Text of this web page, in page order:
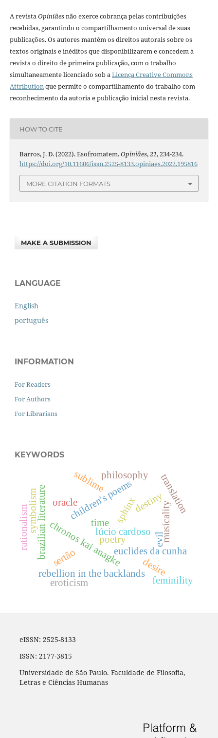
A revistaOpiniãesnão exerce cobrança pelas contribuições
recebidas, garantindo o compartilhamento universal de suas
publicações. Os autores mantêm os direitos autorais sobre os
textos originais e inéditos que disponibilizarem e concedem à
revista o direito de primeira publicação, com o trabalho
simultaneamente licenciado sob aLicença Creative Commons
Attributionque permite o compartilhamento do trabalho com
reconhecimento da autoria e publicação inicial nesta revista.
HOW TO CITE
Barros, J. D. (2022). Esofromatem.Opiniães,21, 234-234.
https://doi.org/10.11606/issn.2525-8133.opiniaes.2022.195816
MORE CITATION FORMATS
MAKE A SUBMISSION
LANGUAGE
English
português
INFORMATION
For Readers
For Authors
For Librarians
KEYWORDS
chronos kai anagke
destiny
sphinx
oracle
time
sertão euclides da cunha
rebellion in the backlands
brazilian literature musicality
children's poems translation
lúcio cardoso
eroticism
symbolism
sublime
poetry
rationalism
philosophy
evil
desire
feminility
eISSN: 2525-8133
ISSN: 2177-3815
Universidade de São Paulo. Faculdade de Filosofia,
Letras e Ciências Humanas